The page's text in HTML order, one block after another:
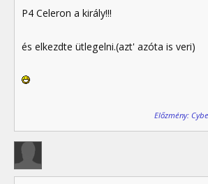
P4 Celeron a király!!!
és elkezdte ütlegelni.(azt' azóta is veri)
Előzmény: